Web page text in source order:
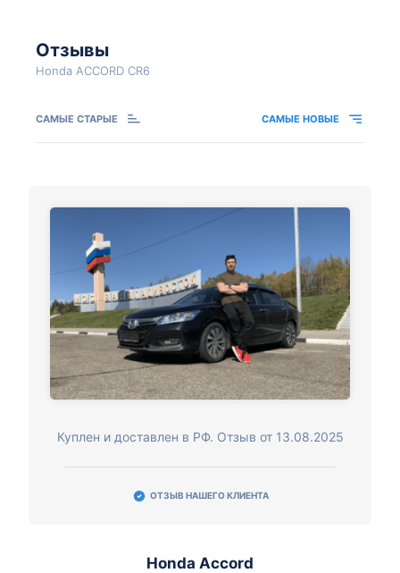
Отзывы
Honda ACCORD CR6
САМЫЕ СТАРЫЕ САМЫЕ НОВЫЕ
Куплен и доставлен в РФ. Отзыв от 13.08.2025
ОТЗЫВ НАШЕГО КЛИЕНТА
Honda Accord